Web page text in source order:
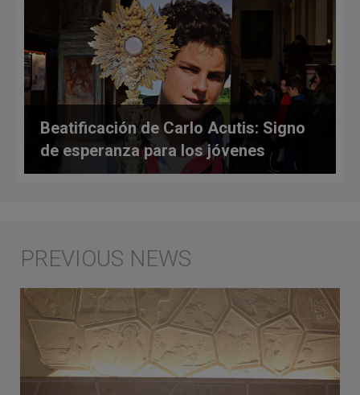
Beatificación de Carlo Acutis: Signo
de esperanza para los jóvenes